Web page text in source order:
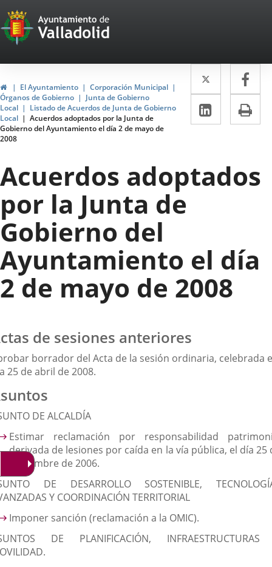
Portal
Web
del
Ayuntamiento
de
Valladolid
HomeEl Ayuntamiento
Corporación Municipal
Órganos de Gobierno
Junta de Gobierno
Local
Listado de Acuerdos de Junta de Gobierno
Local
Acuerdos adoptados por la Junta de
Gobierno del Ayuntamiento el día 2 de mayo de
2008
Twitter
Enlace
a
una
a
Linkedin
Enlace
a
externa.
Acuerdos adoptados
por la Junta de
Gobierno del
Ayuntamiento el día
2 de mayo de 2008
de sesiones anteriores
borrador del Acta de la sesión ordinaria, celebrada
25 de abril de 2008.
DE ALCALDÍA
Estimar reclamación por responsabilidad
derivada de lesiones por caída en la vía pública, el día 25
noviembre de 2006.
DE DESARROLLO SOSTENIBLE,
Y COORDINACIÓN TERRITORIAL
Imponer sanción (reclamación a la OMIC).
DE PLANIFICACIÓN,